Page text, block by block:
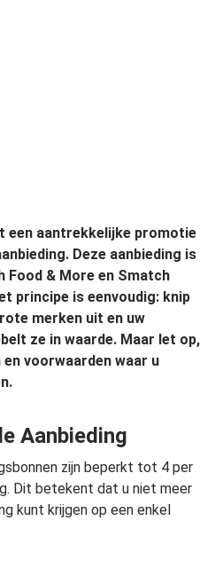
een aantrekkelijke promotie
Deze aanbieding is
Food & More en Smatch
principe is eenvoudig: knip
merken uit en uw
ze in waarde. Maar let op,
voorwaarden waar u
Aanbieding
zijn beperkt tot 4 per
Dit betekent dat u niet meer
kunt krijgen op een enkel